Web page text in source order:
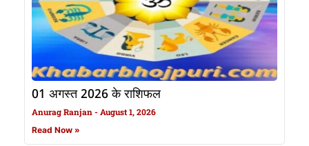
01 अगस्त 2026 के राशिफल
Anurag Ranjan August 1, 2026
Read Now »